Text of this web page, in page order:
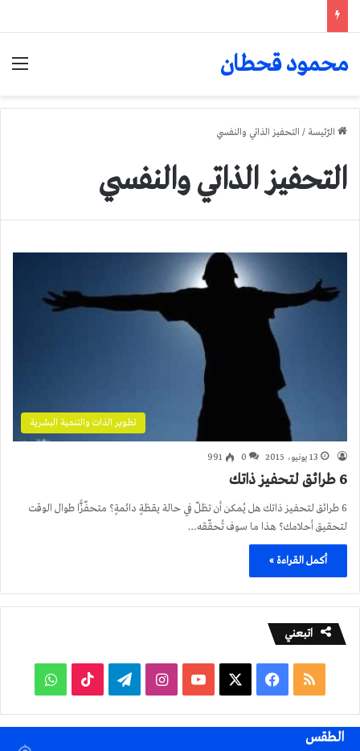
محمود قحطان
الرّئيسة / التحفيز الذاتي والنفسي
التحفيز الذاتي والنفسي
تطوير الذات والتنمية البشرية
13 يونيو، 2015 0
991
6 طرائق لتحفيز ذاتك
6 طرائق لتحفيز ذاتك هل يُمكن أن تظلّ في حالة يقظةٍ دائمةٍ؟ متحفّزًّا طوال الوقت
لتحقيق أحلامك؟ هذا ما سوف تُحقّقه…
أكمل القراءة »
اتبعني
ملخص
الموقع
فيسبوك ‫YouTubeانستقرامتيلقرام ‫TikTokواتساب
الطقس